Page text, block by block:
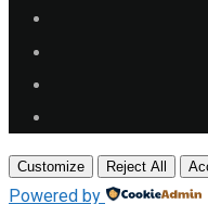
Customize Reject All
Powered by